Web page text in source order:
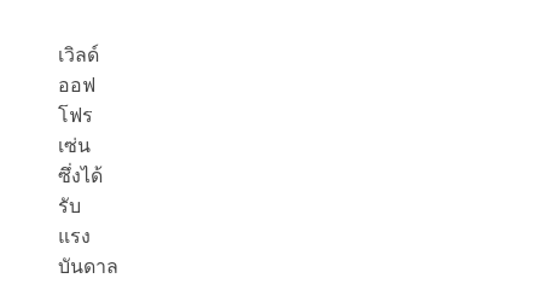
เวิลด์
ออฟ
โฟร
เซ่น
ซึ่งได้
รับ
แรง
บันดาล